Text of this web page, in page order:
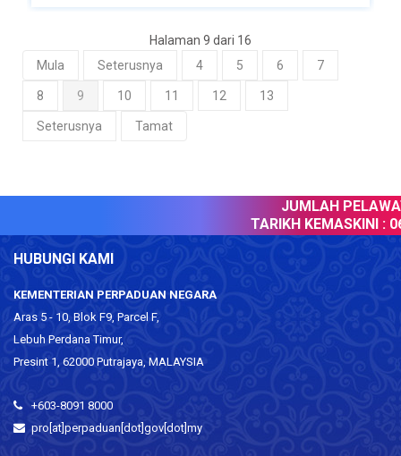
Halaman 9 dari 16
Mula
Seterusnya 4 5 6 7
8 9 10 11 12 13
Seterusnya Tamat
JUMLAH PELAWAT
TARIKH KEMASKINI :06
HUBUNGI KAMI
KEMENTERIAN PERPADUAN NEGARA
Aras 5 - 10, Blok F9, Parcel F,
Lebuh Perdana Timur,
Presint 1, 62000 Putrajaya, MALAYSIA
+603-8091 8000
pro[at]perpaduan[dot]gov[dot]my